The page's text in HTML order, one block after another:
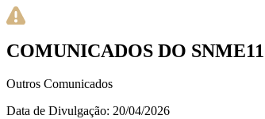
COMUNICADOS DO SNME11
Outros Comunicados
Data de Divulgação: 20/04/2026